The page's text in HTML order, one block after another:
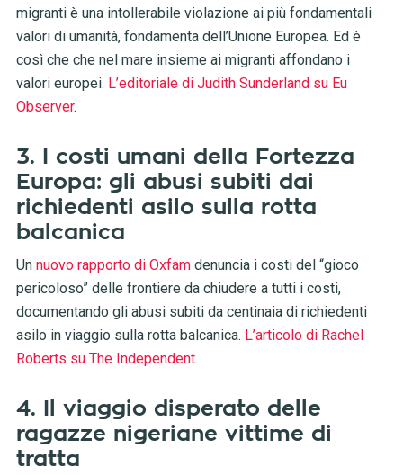
migranti è una intollerabile violazione ai più fondamentali
valori di umanità, fondamenta dell’Unione Europea. Ed è
così che che nel mare insieme ai migranti affondano i
valori europei. L’editoriale di Judith Sunderland su Eu
Observer.
3. I costi umani della Fortezza
Europa: gli abusi subiti dai
richiedenti asilo sulla rotta
balcanica
Un nuovo rapporto di Oxfamdenuncia i costi del “gioco
pericoloso” delle frontiere da chiudere a tutti i costi,
documentando gli abusi subiti da centinaia di richiedenti
asilo in viaggio sulla rotta balcanica. L’articolo di Rachel
Roberts su The Independent.
4. Il viaggio disperato delle
ragazze nigeriane vittime di
tratta